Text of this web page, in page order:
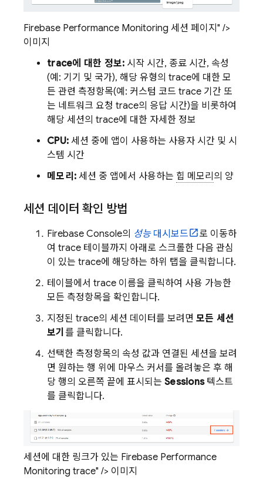
Firebase Performance Monitoring 세션 페이지" />
이미지
trace에 대한 정보: 시작 시간, 종료 시간, 속성
(예: 기기 및 국가), 해당 유형의 trace에 대한 모
든 관련 측정항목(예: 커스텀 코드 trace 기간 또
는 네트워크 요청 trace의 응답 시간)을 비롯하여
해당 세션의 trace에 대한 자세한 정보
CPU: 세션 중에 앱이 사용하는 사용자 시간 및 시
스템 시간
메모리: 세션 중 앱에서 사용하는 힙 메모리 의 양
세션 데이터 확인 방법
Firebase Console의 성능대시보드
로 이동하
여 trace 테이블까지 아래로 스크롤한 다음 관심
이 있는 trace에 해당하는 하위 탭을 클릭합니다.
테이블에서 trace 이름을 클릭하여 사용 가능한
모든 측정항목을 확인합니다.
지정된 trace의 세션 데이터를 보려면 모든 세션
보기 를 클릭합니다.
선택한 측정항목의 속성 값과 연결된 세션을 보려
면 원하는 행 위에 마우스 커서를 올려놓은 후 해
당 행의 오른쪽 끝에 표시되는 Sessions텍스트
를 클릭합니다.
세션에 대한 링크가 있는 Firebase Performance
Monitoring trace" /> 이미지